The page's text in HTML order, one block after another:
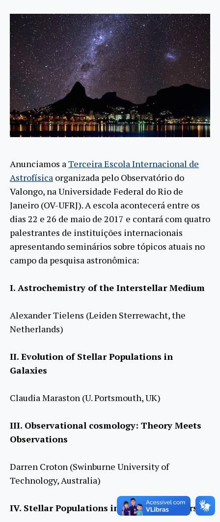
Anunciamos a Terceira Escola Internacional de
Astrofísica organizada pelo Observatório do
Valongo, na Universidade Federal do Rio de
Janeiro (OV-UFRJ). A escola acontecerá entre os
dias 22 e 26 de maio de 2017 e contará com quatro
palestrantes de instituições internacionais
apresentando seminários sobre tópicos atuais no
campo da pesquisa astronômica:
I. Astrochemistry of the Interstellar Medium
Alexander Tielens (Leiden Sterrewacht, the
Netherlands)
II. Evolution of Stellar Populations in
Galaxies
Claudia Maraston (U. Portsmouth, UK)
III. Observational cosmology: Theory Meets
Observations
Darren Croton (Swinburne University of
Technology, Australia)
IV. Stellar Populations in Globular Clusters